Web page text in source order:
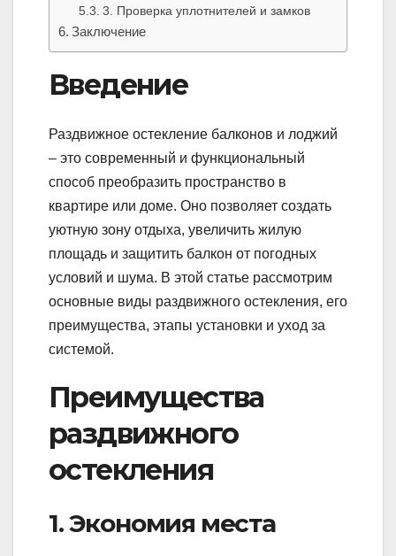
3. Проверка уплотнителей и замков
Заключение
Введение
Раздвижное остекление балконов и лоджий
– это современный и функциональный
способ преобразить пространство в
квартире или доме. Оно позволяет создать
уютную зону отдыха, увеличить жилую
площадь и защитить балкон от погодных
условий и шума. В этой статье рассмотрим
основные виды раздвижного остекления, его
преимущества, этапы установки и уход за
системой.
Преимущества
раздвижного
остекления
1. Экономия места